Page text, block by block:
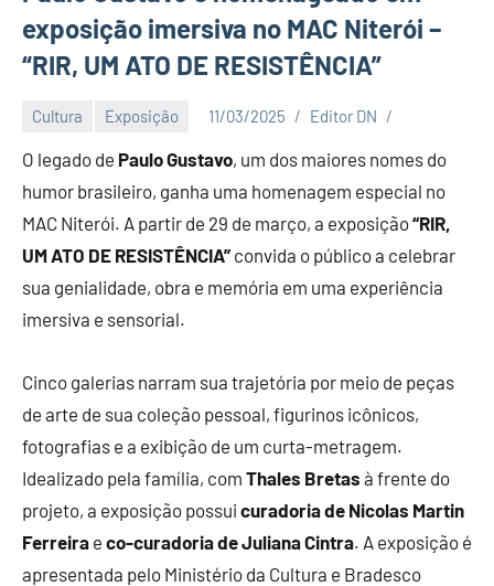
exposição imersiva no MAC Niterói –
“RIR, UM ATO DE RESISTÊNCIA”
Cultura Exposição 11/03/2025 Editor DN
O legado de Paulo Gustavo, um dos maiores nomes do
humor brasileiro, ganha uma homenagem especial no
MAC Niterói. A partir de 29 de março, a exposição“RIR,
UM ATO DE RESISTÊNCIA” convida o público a celebrar
sua genialidade, obra e memória em uma experiência
imersiva e sensorial.
Cinco galerias narram sua trajetória por meio de peças
de arte de sua coleção pessoal, figurinos icônicos,
fotografias e a exibição de um curta-metragem.
Idealizado pela família, com Thales Bretas à frente do
projeto, a exposição possui curadoria de Nicolas Martin
Ferreira e co-curadoria de Juliana Cintra. A exposição é
apresentada pelo Ministério da Cultura e Bradesco